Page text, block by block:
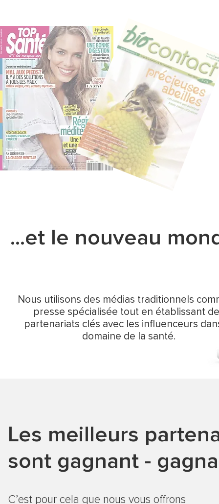
...et le nouveau
Nous utilisons des médias traditionnels
presse spécialisée tout en établissant
partenariats clés avec les influenceurs
domaine de la santé.
Les meilleurs
sont gagnant -
C’est pour cela que nous vous offrons